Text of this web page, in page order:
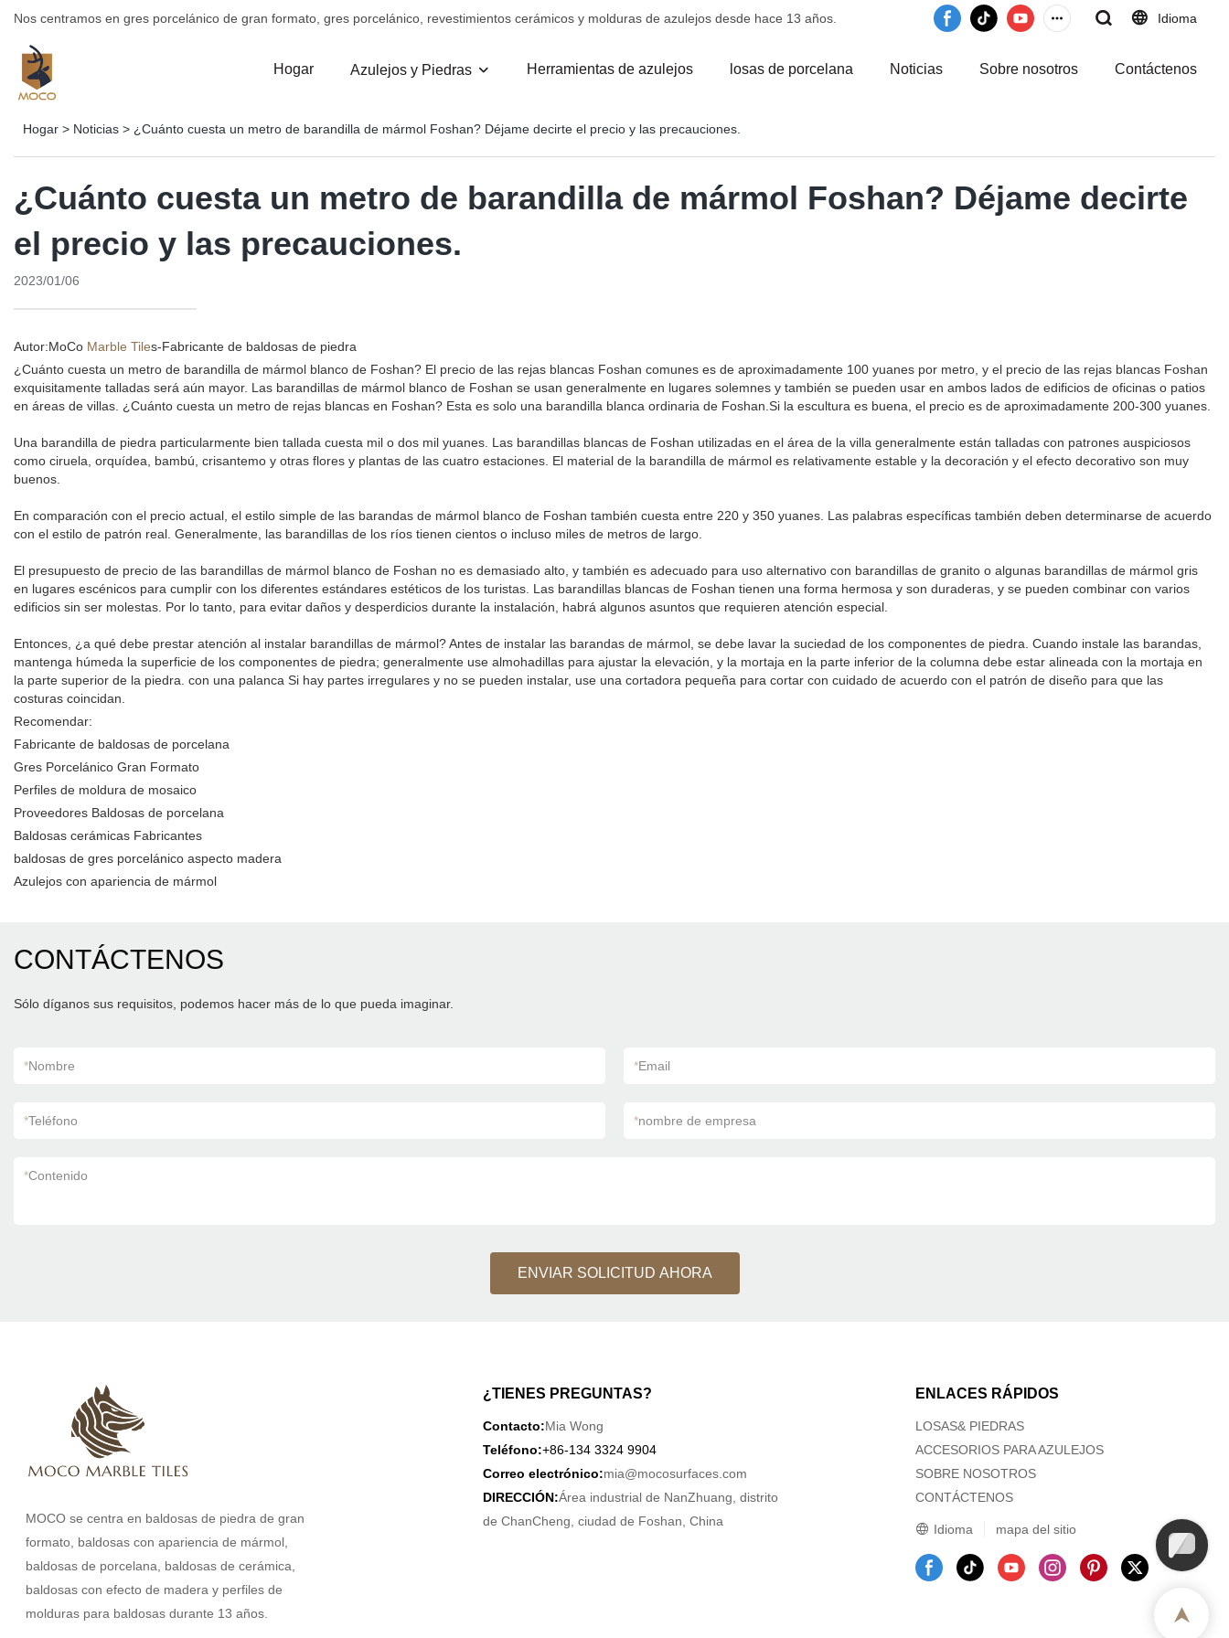
Nos centramos en gres porcelánico de gran formato, gres porcelánico, revestimientos cerámicos y molduras de azulejos desde hace 13 años. Idioma
Hogar Azulejos y Piedras Herramientas de azulejos losas de porcelana Noticias Sobre nosotros Contáctenos
Hogar > Noticias > ¿Cuánto cuesta un metro de barandilla de mármol Foshan? Déjame decirte el precio y las precauciones.
¿Cuánto cuesta un metro de barandilla de mármol Foshan? Déjame decirte
el precio y las precauciones.
2023/01/06
Autor:MoCo Marble Tiles-Fabricante de baldosas de piedra
¿Cuánto cuesta un metro de barandilla de mármol blanco de Foshan? El precio de las rejas blancas Foshan comunes es de aproximadamente 100 yuanes por metro, y el precio de las rejas blancas Foshan
exquisitamente talladas será aún mayor. Las barandillas de mármol blanco de Foshan se usan generalmente en lugares solemnes y también se pueden usar en ambos lados de edificios de oficinas o patios
en áreas de villas. ¿Cuánto cuesta un metro de rejas blancas en Foshan? Esta es solo una barandilla blanca ordinaria de Foshan.Si la escultura es buena, el precio es de aproximadamente 200-300 yuanes.
Una barandilla de piedra particularmente bien tallada cuesta mil o dos mil yuanes. Las barandillas blancas de Foshan utilizadas en el área de la villa generalmente están talladas con patrones auspiciosos
como ciruela, orquídea, bambú, crisantemo y otras flores y plantas de las cuatro estaciones. El material de la barandilla de mármol es relativamente estable y la decoración y el efecto decorativo son muy
buenos.
En comparación con el precio actual, el estilo simple de las barandas de mármol blanco de Foshan también cuesta entre 220 y 350 yuanes. Las palabras específicas también deben determinarse de acuerdo
con el estilo de patrón real. Generalmente, las barandillas de los ríos tienen cientos o incluso miles de metros de largo.
El presupuesto de precio de las barandillas de mármol blanco de Foshan no es demasiado alto, y también es adecuado para uso alternativo con barandillas de granito o algunas barandillas de mármol gris
en lugares escénicos para cumplir con los diferentes estándares estéticos de los turistas. Las barandillas blancas de Foshan tienen una forma hermosa y son duraderas, y se pueden combinar con varios
edificios sin ser molestas. Por lo tanto, para evitar daños y desperdicios durante la instalación, habrá algunos asuntos que requieren atención especial.
Entonces, ¿a qué debe prestar atención al instalar barandillas de mármol? Antes de instalar las barandas de mármol, se debe lavar la suciedad de los componentes de piedra. Cuando instale las barandas,
mantenga húmeda la superficie de los componentes de piedra; generalmente use almohadillas para ajustar la elevación, y la mortaja en la parte inferior de la columna debe estar alineada con la mortaja en
la parte superior de la piedra. con una palanca Si hay partes irregulares y no se pueden instalar, use una cortadora pequeña para cortar con cuidado de acuerdo con el patrón de diseño para que las
costuras coincidan.
Recomendar:
Fabricante de baldosas de porcelana
Gres Porcelánico Gran Formato
Perfiles de moldura de mosaico
Proveedores Baldosas de porcelana
Baldosas cerámicas Fabricantes
baldosas de gres porcelánico aspecto madera
Azulejos con apariencia de mármol
CONTÁCTENOS
Sólo díganos sus requisitos, podemos hacer más de lo que pueda imaginar.
*Nombre *Email
*Teléfono *nombre de empresa
*Contenido
ENVIAR SOLICITUD AHORA
MOCO se centra en baldosas de piedra de gran
formato, baldosas con apariencia de mármol,
baldosas de porcelana, baldosas de cerámica,
baldosas con efecto de madera y perfiles de
molduras para baldosas durante 13 años.
¿TIENES PREGUNTAS?
Contacto:Mia Wong
Teléfono:+86-134 3324 9904
Correo electrónico:mia@mocosurfaces.com
DIRECCIÓN:Área industrial de NanZhuang, distrito
de ChanCheng, ciudad de Foshan, China
ENLACES RÁPIDOS
LOSAS& PIEDRAS
ACCESORIOS PARA AZULEJOS
SOBRE NOSOTROS
CONTÁCTENOS
Idioma mapa del sitio